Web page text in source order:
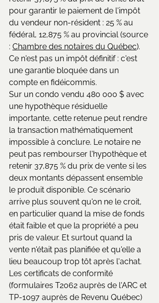
pour garantir le paiement de l'impôt
du vendeur non-résident : 25 % au
fédéral, 12,875 % au provincial (source
: Chambre des notaires du Québec).
Ce n'est pas un impôt définitif : c'est
une garantie bloquée dans un
compte en fidéicommis.
Sur un condo vendu 480 000 $ avec
une hypothèque résiduelle
importante, cette retenue peut rendre
la transaction mathématiquement
impossible à conclure. Le notaire ne
peut pas rembourser l'hypothèque et
retenir 37,875 % du prix de vente si les
deux montants dépassent ensemble
le produit disponible. Ce scénario
arrive plus souvent qu'on ne le croit,
en particulier quand la mise de fonds
était faible et que la propriété a peu
pris de valeur. Et surtout quand la
vente n'était pas planifiée et qu'elle a
lieu beaucoup trop tôt après l'achat.
Les certificats de conformité
(formulaires T2062 auprès de l'ARC et
TP-1097 auprès de Revenu Québec)